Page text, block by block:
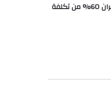
مبيدان طبيعيان يوفران 60% من تكلفة